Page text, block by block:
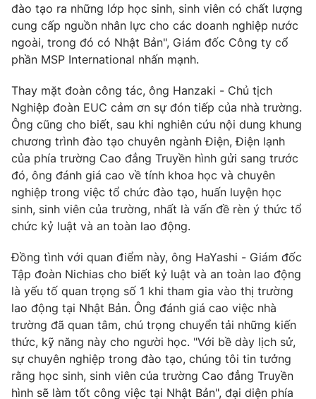
đào tạo ra những lớp học sinh, sinh viên có chất lượng
cung cấp nguồn nhân lực cho các doanh nghiệp nước
ngoài, trong đó có Nhật Bản", Giám đốc Công ty cổ
phần MSP International nhấn mạnh.
Thay mặt đoàn công tác, ông Hanzaki - Chủ tịch
Nghiệp đoàn EUC cảm ơn sự đón tiếp của nhà trường.
Ông cũng cho biết, sau khi nghiên cứu nội dung khung
chương trình đào tạo chuyên ngành Điện, Điện lạnh
của phía trường Cao đẳng Truyền hình gửi sang trước
đó, ông đánh giá cao về tính khoa học và chuyên
nghiệp trong việc tổ chức đào tạo, huấn luyện học
sinh, sinh viên của trường, nhất là vấn đề rèn ý thức tổ
chức kỷ luật và an toàn lao động.
Đồng tình với quan điểm này, ông HaYashi - Giám đốc
Tập đoàn Nichias cho biết kỷ luật và an toàn lao động
là yếu tố quan trọng số 1 khi tham gia vào thị trường
lao động tại Nhật Bản. Ông đánh giá cao việc nhà
trường đã quan tâm, chú trọng chuyển tải những kiến
thức, kỹ năng này cho người học. "Với bề dày lịch sử,
sự chuyên nghiệp trong đào tạo, chúng tôi tin tưởng
rằng học sinh, sinh viên của trường Cao đẳng Truyền
hình sẽ làm tốt công việc tại Nhật Bản", đại diện phía